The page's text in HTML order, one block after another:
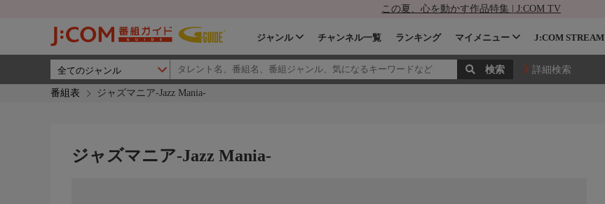
この夏、心を動かす作品特集 | J:COM TV
ジャンル チャンネル一覧 ランキング マイメニュー J:COM STREAM
詳細検索
番組表 ジャズマニア-Jazz Mania-
ジャズマニア-Jazz Mania-